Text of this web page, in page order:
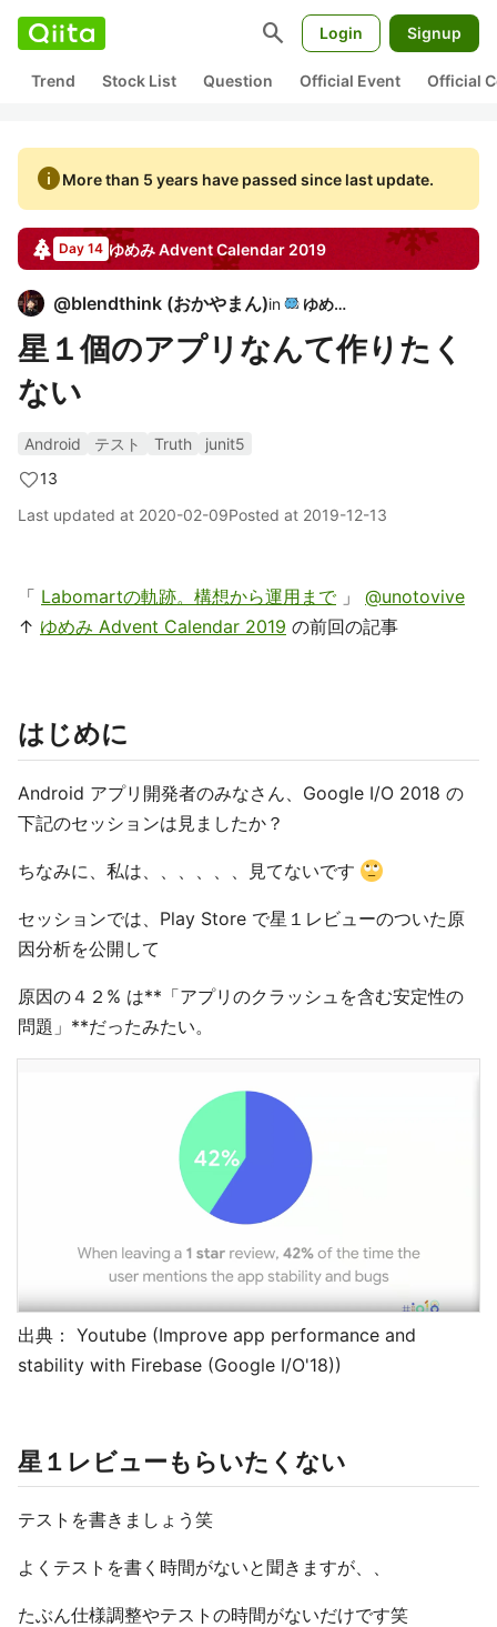
search Login Signup
Trend Stock List Question Official Event Official
infoMore than 5 years have passed since last update.
Day 14 ゆめみAdvent Calendar 2019
@blendthink (おかやまん)in ゆめみ
星１個のアプリなんて作りたく
ない
Android テスト Truth
junit5
13
Last updated at 2020-02-09Posted at 2019-12-13
「 Labomartの軌跡。構想から運用まで」 @unotovive
↑ ゆめみ Advent Calendar 2019 の前回の記事
はじめに
Android アプリ開発者のみなさん、Google I/O 2018 の
下記のセッションは見ましたか？
ちなみに、私は、、、、、、見てないです
セッションでは、Play Store で星１レビューのついた原
因分析を公開して
原因の４２% は**「アプリのクラッシュを含む安定性の
問題」**だったみたい。
出典： Youtube (Improve app performance and
stability with Firebase (Google I/O'18))
星１レビューもらいたくない
テストを書きましょう笑
よくテストを書く時間がないと聞きますが、、
たぶん仕様調整やテストの時間がないだけです笑